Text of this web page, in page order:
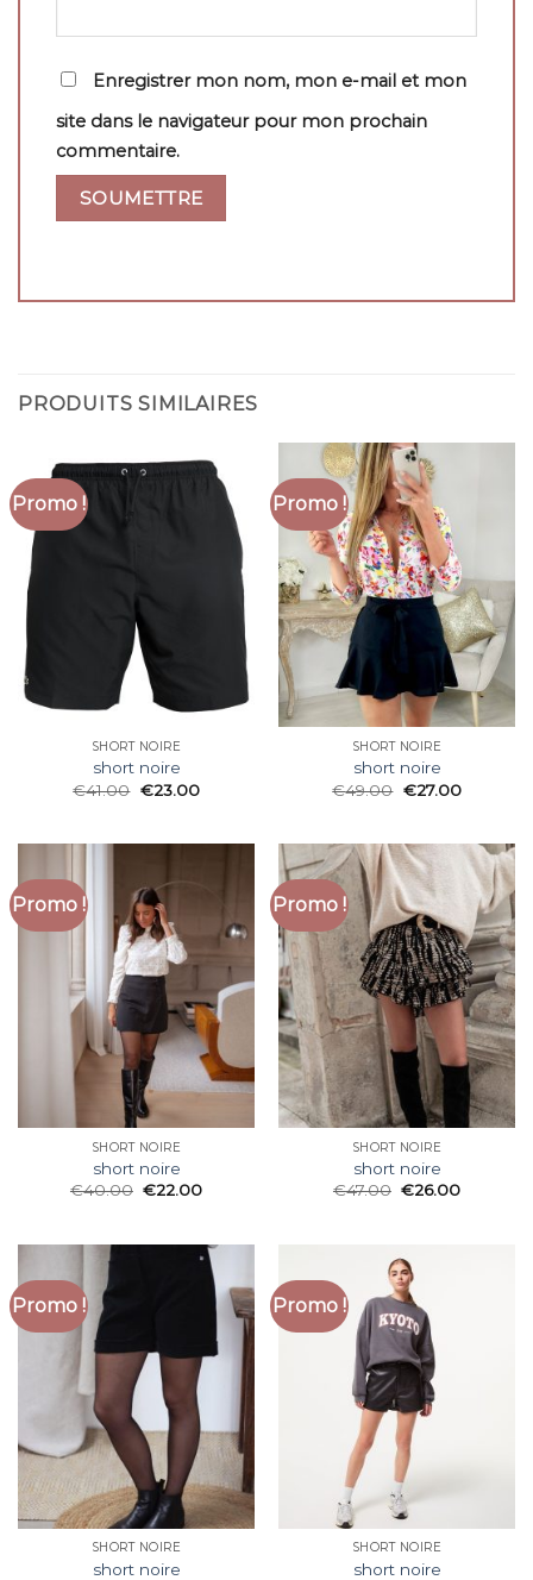
Enregistrer mon nom, mon e-mail et mon
site dans le navigateur pour mon prochain
commentaire.
PRODUITS SIMILAIRES
Promo !
SHORT NOIRE
short noire
€41.00 €23.00
Promo !
SHORT NOIRE
short noire
€49.00 €27.00
Promo !
SHORT NOIRE
short noire
€40.00 €22.00
Promo !
SHORT NOIRE
short noire
€47.00 €26.00
Promo !
SHORT NOIRE
short noire
Promo !
SHORT NOIRE
short noire